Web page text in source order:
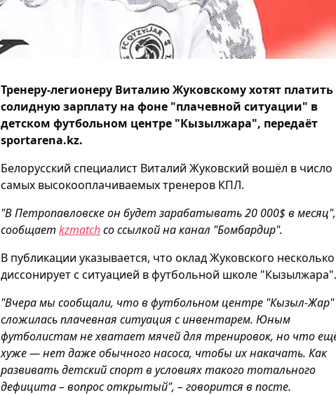
Тренеру-легионеру Виталию Жуковскому хотят платить
солидную зарплату на фоне "плачевной ситуации" в
детском футбольном центре "Кызылжара", передаёт
sportarena.kz.
Белорусский специалист Виталий Жуковский вошёл в число
самых высокооплачиваемых тренеров КПЛ.
"В Петропавловске он будет зарабатывать 20 000$ в
сообщает kzmatchсо ссылкой на канал "Бомбардир".
В публикации указывается, что оклад Жуковского несколько
диссонирует с ситуацией в футбольной школе "Кызылжара".
"Вчера мы сообщали, что в футбольном центре "Кызыл-Жар"
сложилась плачевная ситуация с инвентарем. Юным
футболистам не хватает мячей для тренировок, но что
хуже — нет даже обычного насоса, чтобы их накачать. Как
развивать детский спорт в условиях такого тотального
дефицита – вопрос открытый", – говорится в посте.